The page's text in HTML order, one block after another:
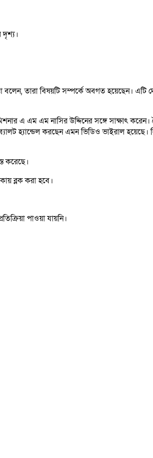
দৃশ্য।
বলেন, তারা বিষয়টি সম্পর্কে অবগত হয়েছেন।
এ এম এম নাসির উদ্দিনের সঙ্গে সাক্ষাৎ করেন।
হ্যান্ডেল করছেন এমন ভিডিও ভাইরাল হয়েছে।
করেছে।
ব্লক করা হবে।
পাওয়া যায়নি।